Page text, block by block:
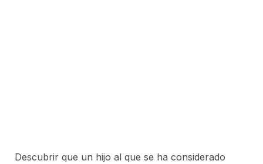
Descubrir que un hijo al que se ha considerado